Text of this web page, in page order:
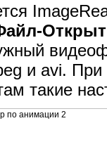
и avi. При
такие